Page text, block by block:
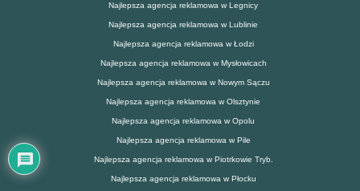
Najlepsza agencja reklamowa w Legnicy
Najlepsza agencja reklamowa w Lublinie
Najlepsza agencja reklamowa w Łodzi
Najlepsza agencja reklamowa w Mysłowicach
Najlepsza agencja reklamowa w Nowym Sączu
Najlepsza agencja reklamowa w Olsztynie
Najlepsza agencja reklamowa w Opolu
Najlepsza agencja reklamowa w Pile
Najlepsza agencja reklamowa w Piotrkowie Tryb.
Najlepsza agencja reklamowa w Płocku